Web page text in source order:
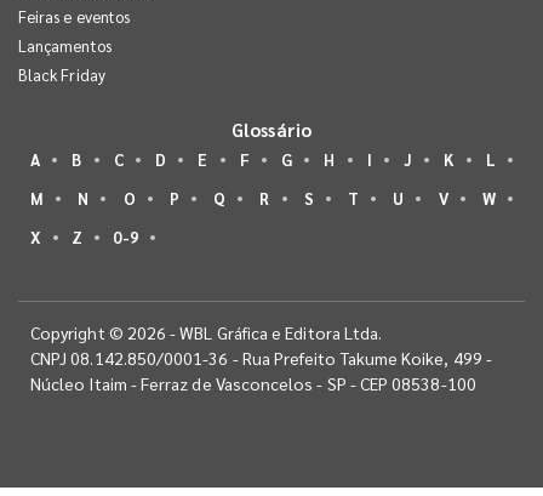
Feiras e eventos
Lançamentos
Black Friday
Glossário
A B C D E F G H I J K
L
M
N O P Q R S T U V
W
X
Z 0-9
Copyright © 2026 - WBL Gráfica e Editora Ltda.
CNPJ 08.142.850/0001-36 - Rua Prefeito Takume Koike, 499 -
Núcleo Itaim - Ferraz de Vasconcelos - SP - CEP 08538-100